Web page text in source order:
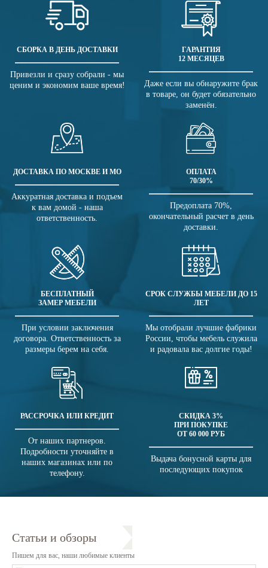
СБОРКА В ДЕНЬ ДОСТАВКИ
Привезли и сразу собрали - мы
ценим и экономим ваше время!
ГАРАНТИЯ
12 МЕСЯЦЕВ
Даже если вы обнаружите брак
в товаре, он будет обязательно
заменён.
ДОСТАВКА ПО МОСКВЕ И МО
Аккуратная доставка и подъем
к вам домой - наша
ответственность.
ОПЛАТА
70/30%
Предоплата 70%,
окончательный расчет в день
доставки.
БЕСПЛАТНЫЙ
ЗАМЕР МЕБЕЛИ
При условии заключения
договора. Ответственность за
размеры берем на себя.
СРОК СЛУЖБЫ МЕБЕЛИ ДО 15
ЛЕТ
Мы отобрали лучшие фабрики
России, чтобы мебель служила
и радовала вас долгие годы!
РАССРОЧКА ИЛИ КРЕДИТ
От наших партнеров.
Подробности уточняйте в
наших магазинах или по
телефону.
СКИДКА 3%
ПРИ ПОКУПКЕ
ОТ 60 000 РУБ
Выдача бонусной карты для
последующих покупок
Статьи и обзоры
Пишем для вас, наши любимые клиенты